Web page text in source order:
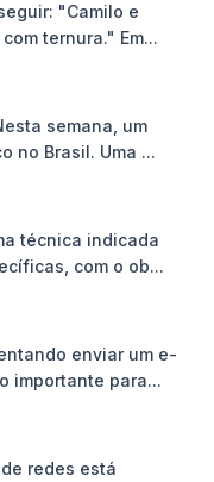
"Camilo e
ternura." Em...
semana, um
no Brasil. Uma ...
técnica indicada
com o ob...
enviar um e-
importante para...
redes está